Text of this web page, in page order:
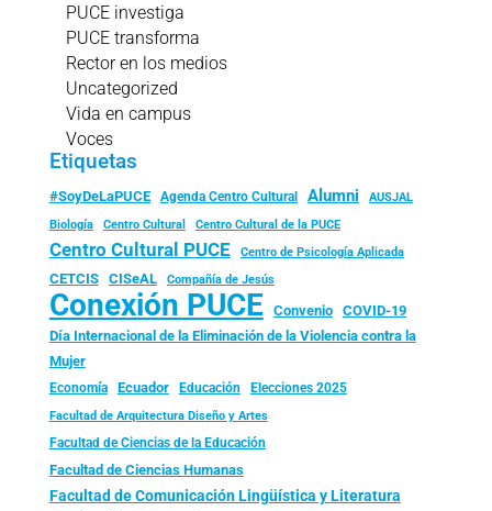
PUCE investiga
PUCE transforma
Rector en los medios
Uncategorized
Vida en campus
Voces
Etiquetas
#SoyDeLaPUCE Agenda Centro Cultural Alumni
AUSJAL
Biología
Centro Cultural Centro Cultural de la PUCE
Centro Cultural PUCE Centro de Psicología Aplicada
CETCIS CISeAL Compañía de Jesús
Conexión PUCE Convenio
COVID-19
Día Internacional de la Eliminación de la Violencia contra la
Mujer
Economía Ecuador Educación Elecciones 2025
Facultad de Arquitectura Diseño y Artes
Facultad de Ciencias de la Educación
Facultad de Ciencias Humanas
Facultad de Comunicación Lingüística y Literatura